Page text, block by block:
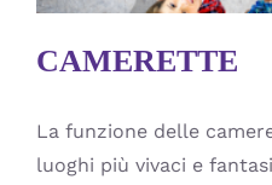
CAMERETTE
La funzione delle
luoghi più vivaci e